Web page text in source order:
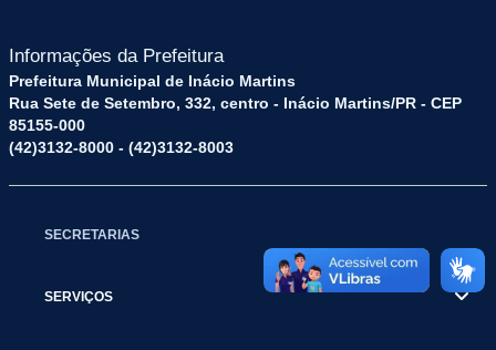
Informações da Prefeitura
Prefeitura Municipal de Inácio Martins
Rua Sete de Setembro, 332, centro - Inácio Martins/PR - CEP
85155-000
(42)3132-8000 - (42)3132-8003
SECRETARIAS
SERVIÇOS